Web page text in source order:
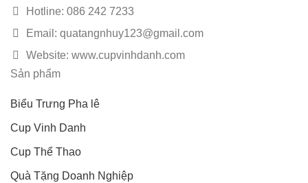
Hotline: 086 242 7233
Email: quatangnhuy123@gmail.com
Website: www.cupvinhdanh.com
Sản phẩm
Biểu Trưng Pha lê
Cup Vinh Danh
Cup Thể Thao
Quà Tặng Doanh Nghiệp